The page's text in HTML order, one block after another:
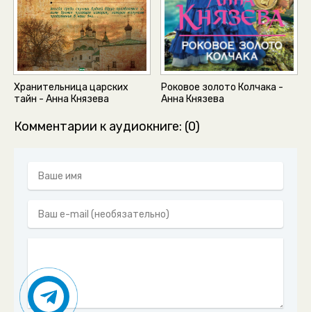
Хранительница царских
тайн - Анна Князева
Роковое золото Колчака -
Анна Князева
Комментарии к аудиокниге: (0)